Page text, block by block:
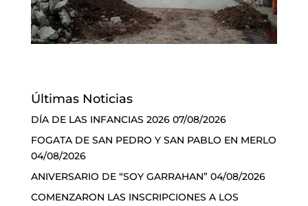
Últimas Noticias
DÍA DE LAS INFANCIAS 2026 07/08/2026
FOGATA DE SAN PEDRO Y SAN PABLO EN MERLO
04/08/2026
ANIVERSARIO DE “SOY GARRAHAN” 04/08/2026
COMENZARON LAS INSCRIPCIONES A LOS